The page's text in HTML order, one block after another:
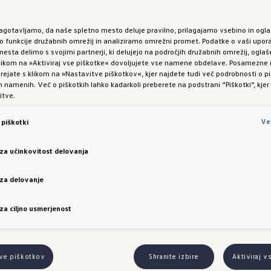
Ljubljana, matična št.: 5758980000, ID št. za
d.o.o., Dunajska cesta 139, 1000 Ljubljana,
(v nadaljevanju: izvajalec).
na območju Republike Slovenije in traja od
30. 9. 2023. Vsi udeleženci, ki pristopijo k
z njimi seznanjeni in se z njimi s pristopom k
"S Volkswagnom na koncert Siddharte" (v
podjetja Porsche Slovenija. Oglaševanje in
predpisi o oglaševanju storitev, ki jih zastopa
da naše spletno mesto deluje pravilno, prilagajamo vsebino in
funkcije družabnih omrežij in analiziramo omrežni promet. Podatke o vaši
delimo s svojimi partnerji, ki delujejo na področjih družabnih omrežij,
na »Aktiviraj vse piškotke« dovoljujete vse namene obdelave. Posamezne
s klikom na »Nastavitve piškotkov«, kjer najdete tudi več podrobnosti o
namenih. Več o piškotkih lahko kadarkoli preberete na podstrani “Piškotki”,
piškotki
učinkovitost delovanja
delovanje
ciljno usmerjenost
piškotkov Shranite izbire Aktiviraj